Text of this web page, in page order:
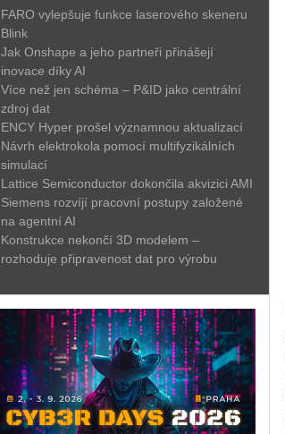
FARO vylepšuje funkce laserového skeneru
Blink
Jak Onshape a jeho partneři přinášejí
inovace díky AI
Více než jen schéma – P&ID jako centrální
zdroj dat
ENCY Hyper prošel významnou aktualizací
Návrh elektrokola pomocí multifyzikálních
simulací
Lattice Semiconductor dokončila akvizici AMI
Siemens rozvíjí pracovní postupy založené
na agentní AI
Konstrukce nekončí 3D modelem –
rozhoduje připravenost dat pro výrobu